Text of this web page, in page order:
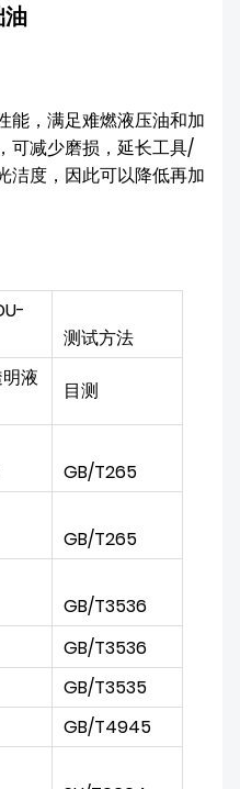
能，满足难燃液压油和加
可减少磨损，延长工具/
洁度，因此可以降低再加
测试方法
液
目测
GB/T265
GB/T265
GB/T3536
GB/T3536
GB/T3535
GB/T4945